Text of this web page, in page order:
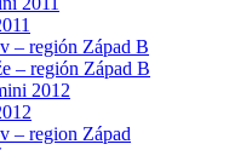
– región Západ B
– región Západ B
2012
– region Západ